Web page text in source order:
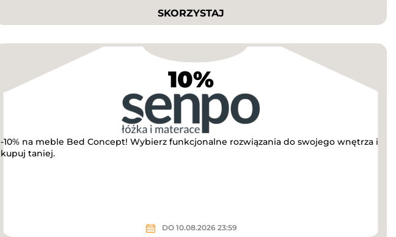
SKORZYSTAJ
10%
-10% na meble Bed Concept! Wybierz funkcjonalne rozwiązania do swojego wnętrza i
kupuj taniej.
DO 10.08.2026 23:59